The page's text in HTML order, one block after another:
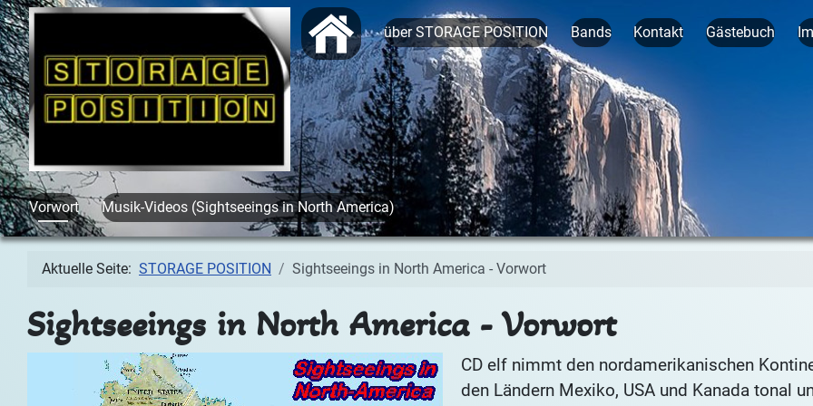
Start
über STORAGE POSITION Bands Kontakt Gästebuch
Vorwort Musik-Videos (Sightseeings in North America)
Aktuelle Seite: STORAGE POSITION Sightseeings in North America - Vorwort
Sightseeings in North America - Vorwort
CD elf nimmt den nordamerikanischen
den Ländern Mexiko, USA und Kanada tonal